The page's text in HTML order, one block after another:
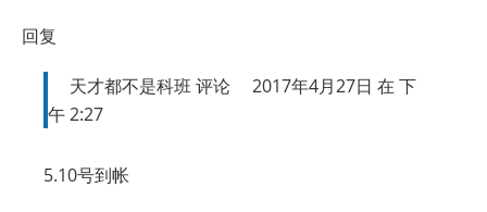
回复
天才都不是科班评论
2017年4月27日 在 下
午 2:27
5.10号到帐